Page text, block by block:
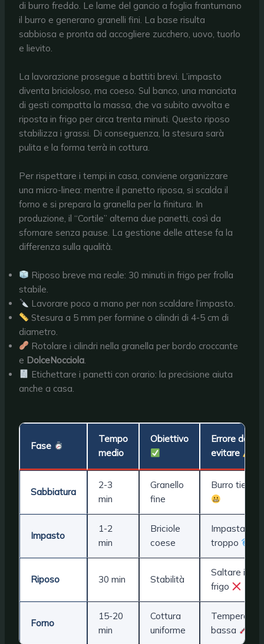
di burro freddo. Le lame del gancio a foglia frantumano
il burro e generano granelli fini. La base risulta
sabbiosa e pronta ad accogliere zucchero, uovo, tuorlo
e lievito.
La lavorazione prosegue a battiti brevi. L’impasto
diventa bricioloso, ma coeso. Sul banco, una manciata
di gesti compatta la massa, che va subito avvolta e
riposta in frigo per circa trenta minuti. Questo riposo
stabilizza i grassi. Di conseguenza, la stesura sarà
pulita e la forma terrà in cottura.
Per rispettare i tempi in casa, conviene organizzare
una micro-linea: mentre il panetto riposa, si scalda il
forno e si prepara la granella per la finitura. In
produzione, il “Cortile” alterna due panetti, così da
sfornare senza pause. La gestione delle attese fa la
differenza sulla qualità.
Riposo breve ma reale: 30 minuti in frigo per frolla
stabile.
Lavorare poco a mano per non scaldare l’impasto.
Stesura a 5 mm per formine o cilindri di 4-5 cm di
diametro.
Rotolare i cilindri nella granella per bordo croccante
e DolceNocciola.
Etichettare i panetti con orario: la precisione aiuta
anche a casa.
Fase
Tempo
medio
Obiettivo
Errore da
evitare
Sabbiatura
2-3
min
Granello
fine
Burro tiepido
Impasto
1-2
min
Briciole
coese
Impastare
troppo
Riposo 30 min Stabilità
Saltare il
frigo
Forno
15-20
min
Cottura
uniforme
bassa